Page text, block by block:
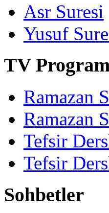
Asr Suresi
Yusuf
TV
Ramazan
Ramazan
Tefsir
Tefsir
Sohbetler